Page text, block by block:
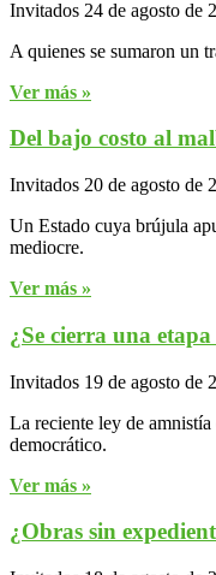
Invitados 24 de agosto de
A quienes se sumaron un
Ver más »
Del bajo costo al
Invitados 20 de agosto de
Un Estado cuya brújula
mediocre.
Ver más »
¿Se cierra una
Invitados 19 de agosto de
La reciente ley de
democrático.
Ver más »
¿Obras sin